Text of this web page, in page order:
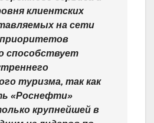
клиентских
на сети
способствует
туризма, так как
«Роснефти»
крупнейшей в